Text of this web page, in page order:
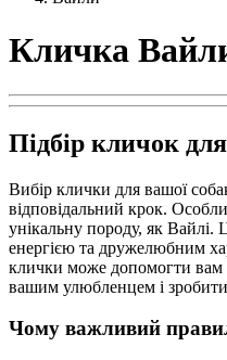
Кличка
Підбір кличок
Вибір клички для вашої
відповідальний крок.
унікальну породу, як Вайлі.
енергією та дружелюбним
клички може допомогти вам
вашим улюбленцем і
Чому важливий